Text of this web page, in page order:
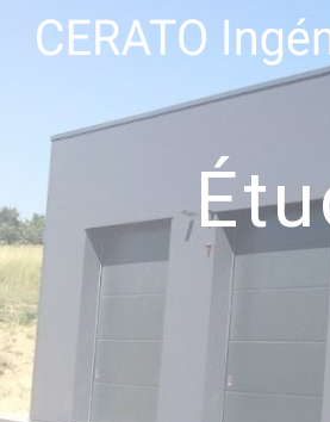
Panneau de gestion des cookies